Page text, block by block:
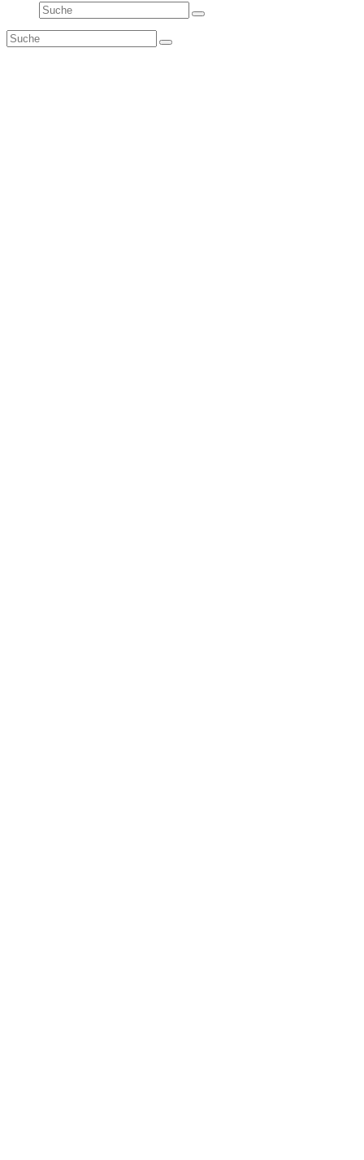
Suche
Senden
Suche
Senden